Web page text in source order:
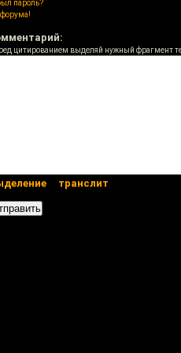
пароль?
форума!
цитированием выделяй нужный фрагмент
транслит